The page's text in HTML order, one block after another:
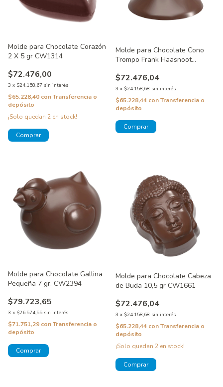
Molde para Chocolate Corazón
2 X 5 gr CW1314
$72.476,00
3 x $24.158,67 sin interés
$65.228,40 conTransferencia o
depósito
¡Solo quedan 2 en stock!
Molde para Chocolate Cono
Trompo Frank Haasnoot
$72.476,04
3 x $24.158,68 sin interés
$65.228,44 conTransferencia o
depósito
Molde para Chocolate Gallina
Pequeña 7 gr. CW2394
$79.723,65
3 x $26.574,55 sin interés
$71.751,29 conTransferencia o
depósito
Molde para Chocolate Cabeza
de Buda 10,5 gr CW1661
$72.476,04
3 x $24.158,68 sin interés
$65.228,44 conTransferencia o
depósito
¡Solo quedan 2 en stock!